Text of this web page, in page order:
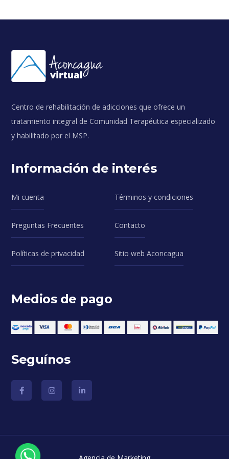
Centro de rehabilitación de adicciones que ofrece un
tratamiento integral de Comunidad Terapéutica especializado
y habilitado por el MSP.
Información de interés
Mi cuenta Términos y condiciones
Preguntas Frecuentes Contacto
Políticas de privacidad Sitio web Aconcagua
Medios de pago
Seguínos